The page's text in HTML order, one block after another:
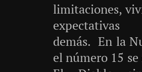
limitaciones,
demás. En la
el número 15 se